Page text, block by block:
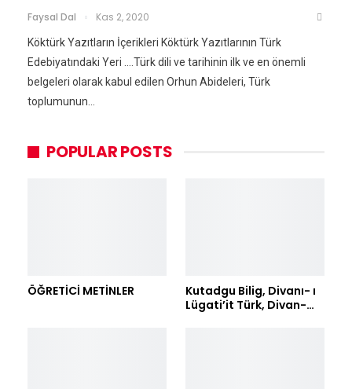
Faysal Dal Kas 2, 2020
Köktürk Yazıtların İçerikleri Köktürk Yazıtlarının Türk
Edebiyatındaki Yeri ….Türk dili ve tarihinin ilk ve en önemli
belgeleri olarak kabul edilen Orhun Abideleri, Türk
toplumunun…
POPULAR POSTS
ÖĞRETİCİ METİNLER
Kutadgu Bilig, Divanı- ı
Lügati’it Türk, Divan-…